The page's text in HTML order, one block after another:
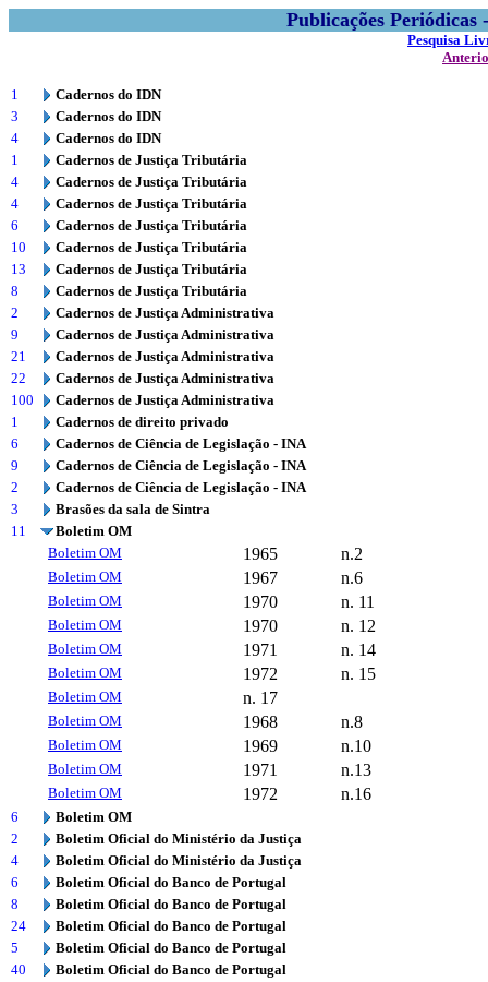
Publicações
Pesquisa
1
Cadernos do IDN
3
Cadernos do IDN
4
Cadernos do IDN
1
Cadernos de Justiça Tributária
4
Cadernos de Justiça Tributária
4
Cadernos de Justiça Tributária
6
Cadernos de Justiça Tributária
10
Cadernos de Justiça Tributária
13
Cadernos de Justiça Tributária
8
Cadernos de Justiça Tributária
2
Cadernos de Justiça Administrativa
9
Cadernos de Justiça Administrativa
21
Cadernos de Justiça Administrativa
22
Cadernos de Justiça Administrativa
100
Cadernos de Justiça Administrativa
1
Cadernos de direito privado
6
Cadernos de Ciência de Legislação - INA
9
Cadernos de Ciência de Legislação - INA
2
Cadernos de Ciência de Legislação - INA
3
Brasões da sala de Sintra
11
Boletim OM
Boletim OM
1965 n.2
Boletim OM 1967 n.6
Boletim OM 1970 n. 11
Boletim OM 1970 n. 12
Boletim OM 1971 n. 14
Boletim OM 1972 n. 15
Boletim OM n. 17
Boletim OM 1968 n.8
Boletim OM 1969 n.10
Boletim OM 1971 n.13
Boletim OM 1972 n.16
6
Boletim OM
2
Boletim Oficial do Ministério da Justiça
4
Boletim Oficial do Ministério da Justiça
6
Boletim Oficial do Banco de Portugal
8
Boletim Oficial do Banco de Portugal
24
Boletim Oficial do Banco de Portugal
5
Boletim Oficial do Banco de Portugal
40
Boletim Oficial do Banco de Portugal